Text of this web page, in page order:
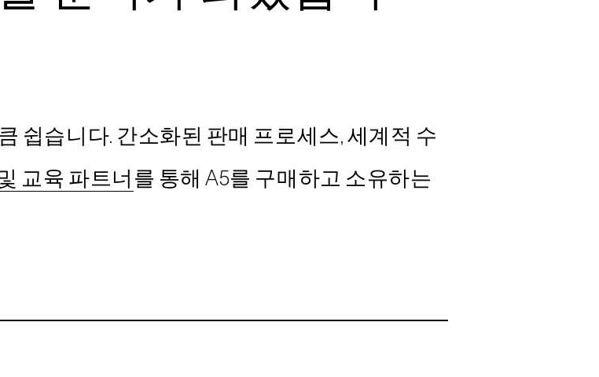
쉽습니다. 간소화된 판매 프로세스, 세계적 수
교육 파트너 를 통해 A5를 구매하고 소유하는